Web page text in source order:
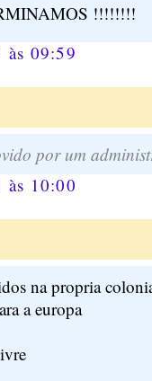
!!!!!!!!
às 09:59
por um
às 10:00
na propria
a europa